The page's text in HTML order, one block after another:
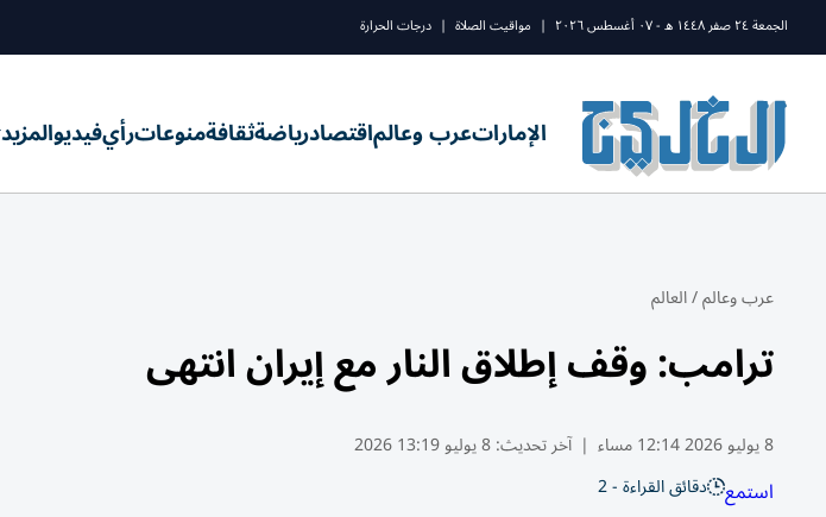
الجمعة ٢٤ صفر ١٤٤٨ ه - ٠٧ أغسطس ٢٠٢٦ | مواقيت الصلاة | درجات الحرارة
الإماراتعرب وعالماقتصادرياضةثقافةمنوعاترأيفيديوالمزيد
عرب وعالم/العالم
ترامب: وقف إطلاق النار مع إيران انتهى
8 يوليو 2026 12:14 مساء | آخر تحديث:8 يوليو 13:19 2026
استمع دقائق القراءة - 2